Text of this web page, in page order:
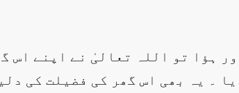
ہؤا تو اللہ تعالیٰ نے اپنے اس
۔ یہ بھی اس گھر کی فضیلت کی